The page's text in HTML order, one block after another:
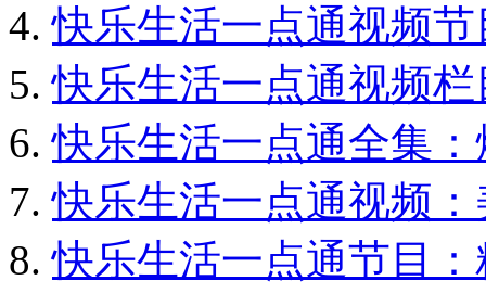
快乐生活一点通视频
快乐生活一点通视频
快乐生活一点通全集
快乐生活一点通视频
快乐生活一点通节目